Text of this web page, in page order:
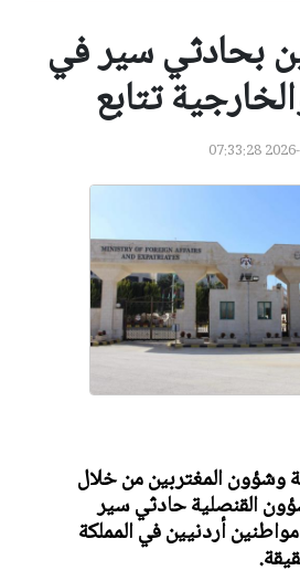
بحادثي سير في
تتابع
وشؤون المغتربين من خلال
القنصلية حادثي سير
أردنيين في المملكة